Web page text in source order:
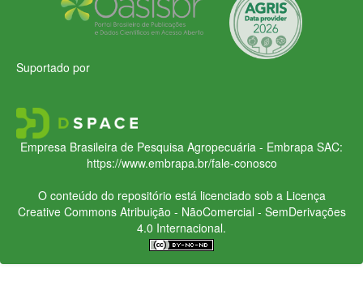
Suportado por
Empresa Brasileira de Pesquisa Agropecuária - Embrapa SAC:
https://www.embrapa.br/fale-conosco
O conteúdo do repositório está licenciado sob a Licença
Creative CommonsAtribuição - NãoComercial - SemDerivações
4.0 Internacional.